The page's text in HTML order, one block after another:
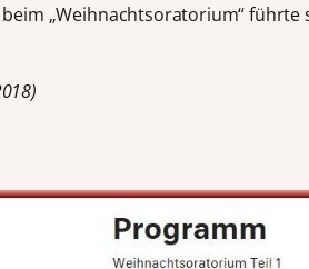
„Weihnachtsoratorium“